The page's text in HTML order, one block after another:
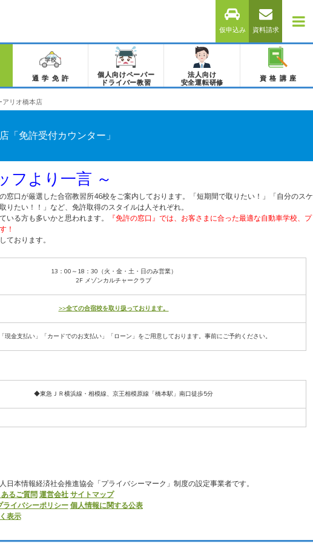
仮申込み 資料請求
通学免許
個人向けペーパー
ドライバー教習
法人向け
安全運転研修
資格講座
アリオ橋本店
「免許受付カウンター」
フより一言 ～
窓口が厳選した合宿教習所46校をご案内しております。「短期間で取りたい！」「自分のスケ
たい！！」など、免許取得のスタイルは人それぞれ。
いる方も多いかと思われます。
『免許の窓口』では、お客さまに合った最適な自動車学校、プ
！
ております。
13：00～18：30（火・金・土・日のみ営業）
2F メゾンカルチャークラブ
>>全ての合宿校を取り扱っております。
現金支払い」「カードでのお支払い」「ローン」をご用意しております。事前にご予約ください。
◆東急ＪＲ横浜線・相模線、京王相模原線「橋本駅」南口徒歩5分
日本情報経済社会推進協会「プライバシーマーク」制度の設定事業者です。
るご質問 運営会社 サイトマップ
ライバシーポリシー 個人情報に関する公表
表示